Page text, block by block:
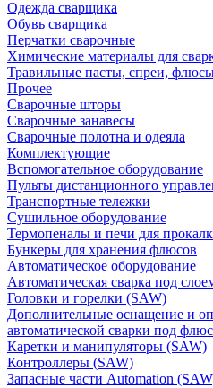
Одежда сварщика
Обувь сварщика
Перчатки сварочные
Химические материалы для
Травильные пасты, спреи,
Прочее
Сварочные шторы
Сварочные занавесы
Сварочные полотна и одеяла
Комплектующие
Вспомогательное оборудование
Пульты дистанционного
Транспортные тележки
Сушильное оборудование
Термопеналы и печи для
Бункеры для хранения флюсов
Автоматическое оборудование
Автоматическая сварка под
Головки и горелки (SAW)
Дополнительные оснащение и
автоматической сварки под
Каретки и манипуляторы (SAW)
Контроллеры (SAW)
Запасные части Automation